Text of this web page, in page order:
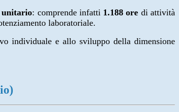
unitario: comprende infatti 1.188 ore di attività
laboratoriale.
individuale e allo sviluppo della dimensione